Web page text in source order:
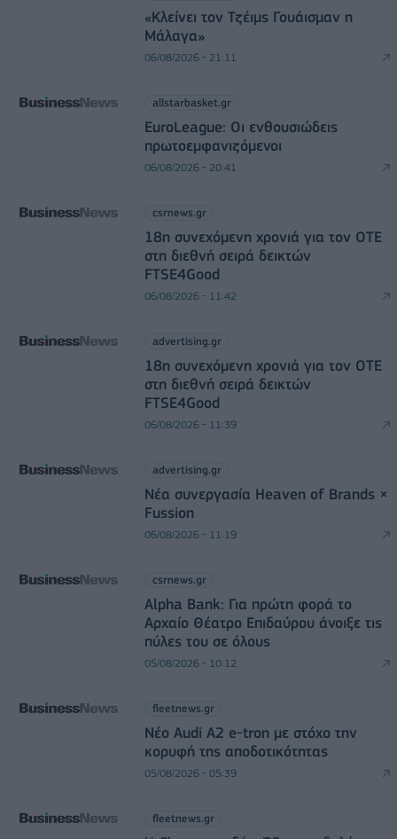
«Κλείνει τον Τζέιμς Γουάισμαν η
Μάλαγα»
06/08/2026 - 21:11
allstarbasket.gr
EuroLeague: Οι ενθουσιώδεις
πρωτοεμφανιζόμενοι
06/08/2026 - 20:41
csrnews.gr
18η συνεχόμενη χρονιά για τον ΟΤΕ
στη διεθνή σειρά δεικτών
FTSE4Good
06/08/2026 - 11:42
advertising.gr
18η συνεχόμενη χρονιά για τον ΟΤΕ
στη διεθνή σειρά δεικτών
FTSE4Good
06/08/2026 - 11:39
advertising.gr
Νέα συνεργασία Heaven of Brands ×
Fussion
06/08/2026 - 11:19
csrnews.gr
Alpha Bank: Για πρώτη φορά το
Αρχαίο Θέατρο Επιδαύρου άνοιξε τις
πύλες του σε όλους
05/08/2026 - 10:12
fleetnews.gr
Νέο Audi A2 e-tron με στόχο την
κορυφή της αποδοτικότητας
05/08/2026 - 05:39
fleetnews.gr